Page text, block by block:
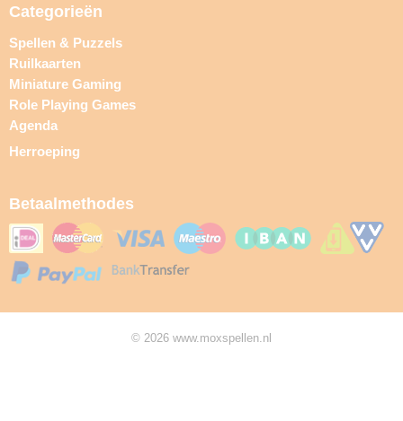
Categorieën
Spellen & Puzzels
Ruilkaarten
Miniature Gaming
Role Playing Games
Agenda
Herroeping
Betaalmethodes
© 2026 www.moxspellen.nl